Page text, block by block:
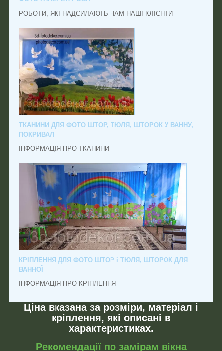
РОБОТИ, ЯКІ НАДСИЛАЮТЬ НАМ НАШІ КЛІЄНТИ
ТКАНИНИ ДЛЯ ФОТО ШТОР, ТЮЛЯ, ШТОРОК У ВАННУ,
ПОКРИВАЛ
ІНФОРМАЦІЯ ПРО ТКАНИНИ
КРІПЛЕННЯ ДЛЯ ФОТО ШТОР і ТЮЛЯ, ШТОРОК ДЛЯ
ВАННОЇ
ІНФОРМАЦІЯ ПРО КРІПЛЕННЯ
Ціна вказана за розміри, матеріал і
кріплення, які описані в
характеристиках.
Рекомендації по замірам вікна